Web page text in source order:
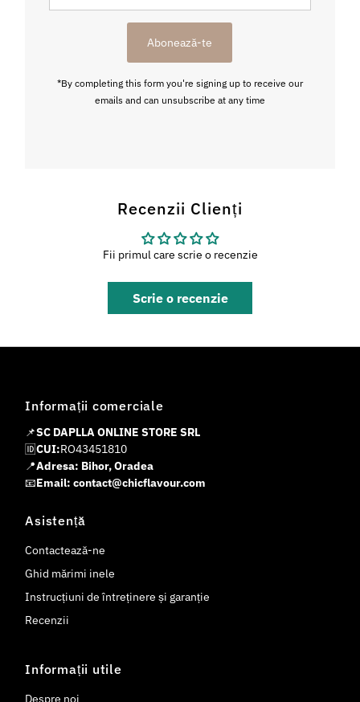
de
Abonează-te
*By completing this form you're signing up to receive our
emails and can unsubscribe at any time
Recenzii Clienți
Fii primul care scrie o recenzie
Scrie o recenzie
Informații comerciale
📌SC DAPLLA ONLINE STORE SRL
🆔CUI:RO43451810
📍Adresa: Bihor, Oradea
📧Email: contact@chicflavour.com
Asistență
Contactează-ne
Ghid mărimi inele
Instrucțiuni de întreținere și garanție
Recenzii
Informații utile
Despre noi